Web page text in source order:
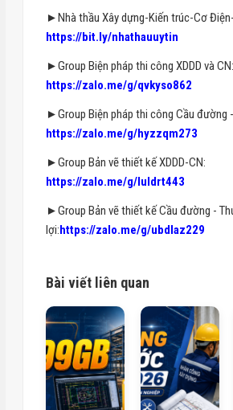
►Nhà thầu Xây dựng-Kiến trúc-Cơ
https://bit.ly/nhathauuytin
►Group Biện pháp thi công XDDD và CN:
https://zalo.me/g/qvkyso862
►Group Biện pháp thi công Cầu đường
https://zalo.me/g/hyzzqm273
►Group Bản vẽ thiết kế XDDD-CN:
https://zalo.me/g/luldrt443
►Group Bản vẽ thiết kế Cầu đường -
lợi:https://zalo.me/g/ubdlaz229
Bài viết liên quan